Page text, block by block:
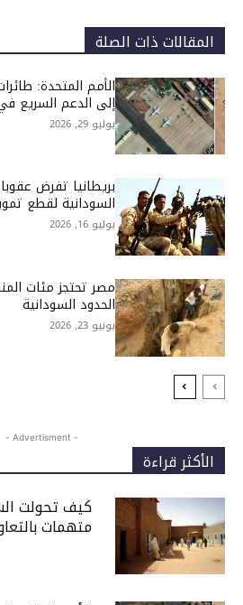
المقالات ذات الصلة
الأمم المتحدة:
إلى الدعم السريع
يوليو 29, 2026
بريطانيا تفرض
السودانية لقطع
يوليو 16, 2026
مصر تحتجز مئات
الحدود السودانية
يونيو 23, 2026
- Advertisment -
الأكثر قراءة
كيف تحولت
متهمات